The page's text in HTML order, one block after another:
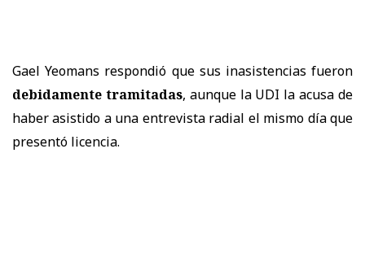
Gael Yeomans respondió que sus inasistencias fueron
debidamente tramitadas, aunque la UDI la acusa de
haber asistido a una entrevista radial el mismo día que
presentó licencia.